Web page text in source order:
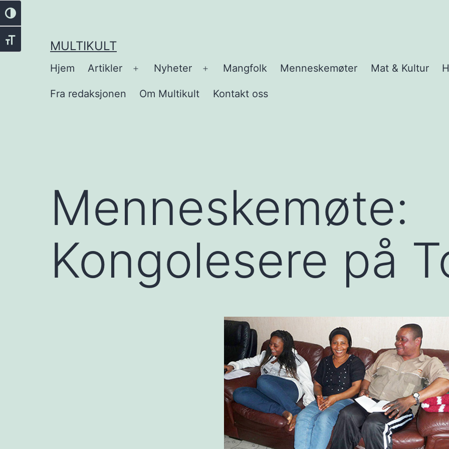
Veksle høykontrast
Veksle skriftstørrelse
Gå
til
innhold
MULTIKULT
Hjem Artikler
Åpne
meny
Nyheter
Åpne
meny
Mangfolk Menneskemøter Mat & Kultur
Fra redaksjonen Om Multikult Kontakt oss
Menneskemøte:
Kongolesere på